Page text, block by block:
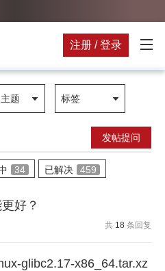
注册 / 登录
题 标签
发帖提问
34 已解决 459
好？
共 18 条回复
glibc2.17-x86_64.tar.xz